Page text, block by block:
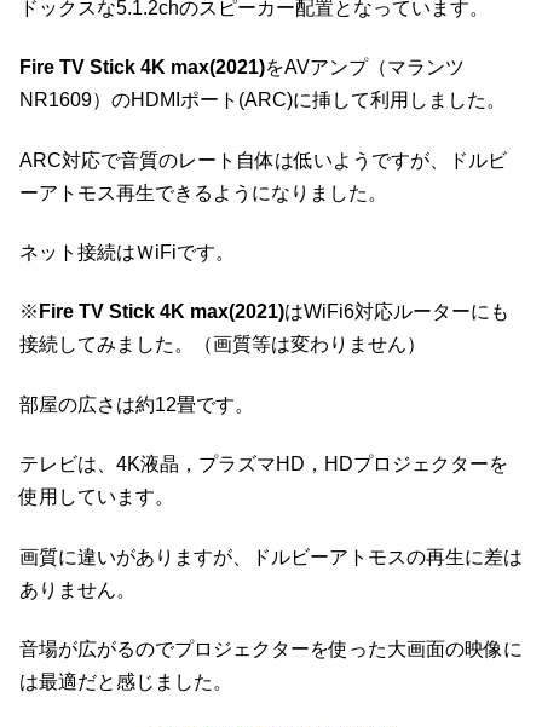
ドックスな5.1.2chのスピーカー配置となっています。
Fire TV Stick 4K max(2021)をAVアンプ（マランツ
NR1609）のHDMIポート(ARC)に挿して利用しました。
ARC対応で音質のレート自体は低いようですが、ドルビ
ーアトモス再生できるようになりました。
ネット接続はＷiFiです。
※ Fire TV Stick 4K max(2021)はWiFi6対応ルーターにも
接続してみました。（画質等は変わりません）
部屋の広さは約12畳です。
テレビは、4K液晶，プラズマHD，HDプロジェクターを
使用しています。
画質に違いがありますが、ドルビーアトモスの再生に差は
ありません。
音場が広がるのでプロジェクターを使った大画面の映像に
は最適だと感じました。